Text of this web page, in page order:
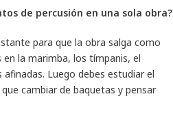
de percusión en una sola obra?
para que la obra salga como
la marimba, los tímpanis, el
Luego debes estudiar el
cambiar de baquetas y pensar